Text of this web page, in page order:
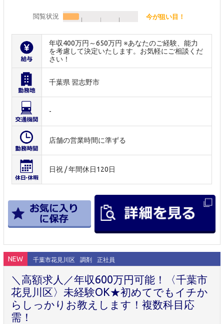
閲覧状況 今が狙い目！
年収400万円～650万円 ※あなたのご経験、能力
を考慮して決定いたします。お気軽にご相談くだ
さい！
千葉県 習志野市
-
店舗の営業時間に準ずる
日祝 / 年間休日120日
NEW 千葉市花見川区 調剤 正社員
＼高額求人／年収600万円可能！〈千葉市
花見川区〉未経験OK★初めてでもイチか
らしっかりお教えします！複数科目応
需！